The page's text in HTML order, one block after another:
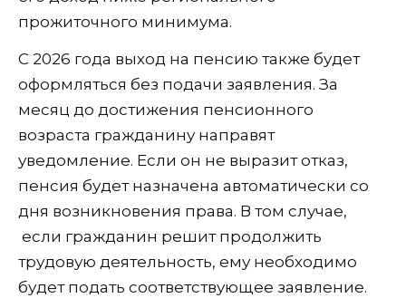
прожиточного минимума.
С 2026 года выход на пенсию также будет
оформляться без подачи заявления. За
месяц до достижения пенсионного
возраста гражданину направят
уведомление. Если он не выразит отказ,
пенсия будет назначена автоматически со
дня возникновения права. В том случае,
если гражданин решит продолжить
трудовую деятельность, ему необходимо
будет подать соответствующее заявление.